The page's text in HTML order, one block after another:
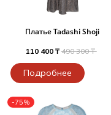
Платье Tadashi Shoji
110 400 ₸ 490 300 ₸
Подробнее
-75%